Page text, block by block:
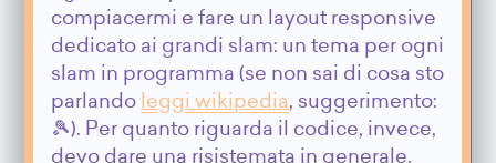
compiacermi e fare un layout responsive
dedicato ai grandi slam: un tema per ogni
slam in programma (se non sai di cosa sto
parlando leggi wikipedia, suggerimento:
🎾). Per quanto riguarda il codice, invece,
devo dare una risistemata in generale.